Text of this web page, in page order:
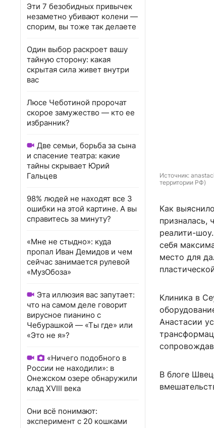
Эти 7 безобидных привычек
незаметно убивают колени —
спорим, вы тоже так делаете
Один выбор раскроет вашу
тайную сторону: какая
скрытая сила живет внутри
вас
Люсе Чеботиной пророчат
скорое замужество — кто ее
избранник?
Две семьи, борьба за сына
и спасение театра: какие
тайны скрывает Юрий
Гальцев
98% людей не находят все 3
ошибки на этой картине. А вы
справитесь за минуту?
«Мне не стыдно»: куда
пропал Иван Демидов и чем
сейчас занимается рулевой
«МузОбоза»
Эта иллюзия вас запутает:
что на самом деле говорит
вирусное пианино с
Чебурашкой — «Ты где» или
«Это не я»?
«Ничего подобного в
России не находили»: в
Онежском озере обнаружили
клад XVIII века
Они всё понимают:
эксперимент с 20 кошками
Источник:
территории РФ)
Как
призналась,
реалити-
себя
место для
Клиника в
Анастасии
В блоге